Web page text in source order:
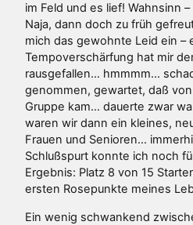
im Feld und es lief! Wahnsinn
Naja, dann doch zu früh
mich das gewohnte Leid ein –
Tempoverschärfung hat mir
rausgefallen… hmmmm…
genommen, gewartet, daß
Gruppe kam… dauerte zwar
waren wir dann ein kleines,
Frauen und Senioren…
Schlußspurt konnte ich noch
Ergebnis: Platz 8 von 15
ersten Rosepunkte meines
Ein wenig schwankend